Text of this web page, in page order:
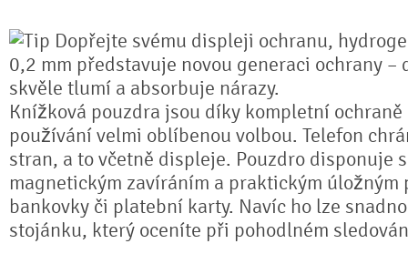
Dopřejte svému displeji ochranu,
0,2 mm představuje novou generaci ochrany
skvěle tlumí a absorbuje nárazy.
Knížková pouzdra jsou díky kompletní ochraně
používání velmi oblíbenou volbou. Telefon
stran, a to včetně displeje. Pouzdro disponuje
magnetickým zavíráním a praktickým úložným
bankovky či platební karty. Navíc ho lze
stojánku, který oceníte při pohodlném